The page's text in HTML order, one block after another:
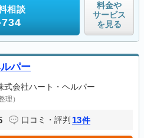
相談
料金や
サービス
を見る
パー
式会社ハート・ヘルパー
理）
口コミ・評判 13件